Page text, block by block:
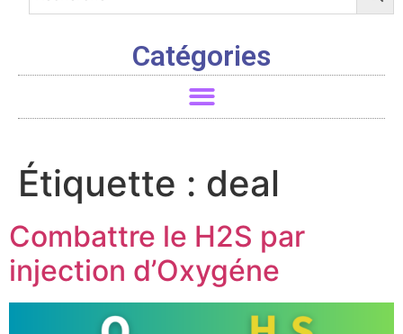
Catégories
Étiquette : deal
Combattre le H2S par
injection d’Oxygéne